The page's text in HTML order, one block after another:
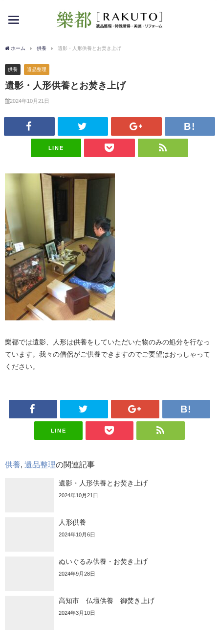
toggle
ホーム 供養 遺影・人形供養とお焚き上げ
供養 遺品整理
遺影・人形供養とお焚き上げ
2024年10月21日
LINE
樂都では遺影、人形は供養をしていただいた物のみの処分を行なっ
ています。我々の僧侶がご供養できますのでご要望はおっしゃって
ください。
LINE
供養 遺品整理の関連記事
遺影・人形供養とお焚き上げ
2024年10月21日
人形供養
2024年10月6日
ぬいぐるみ供養・お焚き上げ
2024年9月28日
高知市 仏壇供養 御焚き上げ
2024年3月10日